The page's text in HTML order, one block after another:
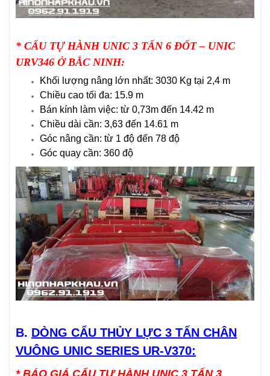
* CẨU TỰ HÀNH UNIC 3 TẤN 6 ĐỐT – UNIC
URV346 Ở BẮC NINH:
Khối lượng nâng lớn nhất: 3030 Kg tại 2,4 m
Chiều cao tối đa: 15.9 m
Bán kính làm việc: từ 0,73m đến 14.42 m
Chiều dài cần: 3,63 đến 14.61 m
Góc nâng cần: từ 1 độ đến 78 độ
Góc quay cần: 360 độ
B. DÒNG CẨU THỦY LỰC 3 TẤN CHÂN
VUÔNG UNIC SERIES UR-V370: